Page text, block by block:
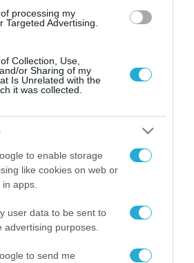
processing my
Targeted Advertising.
Collection, Use,
or Sharing of my
Is Unrelated with the
it was collected.
to enable storage
like cookies on web or
apps.
user data to be sent to
advertising purposes.
to send me